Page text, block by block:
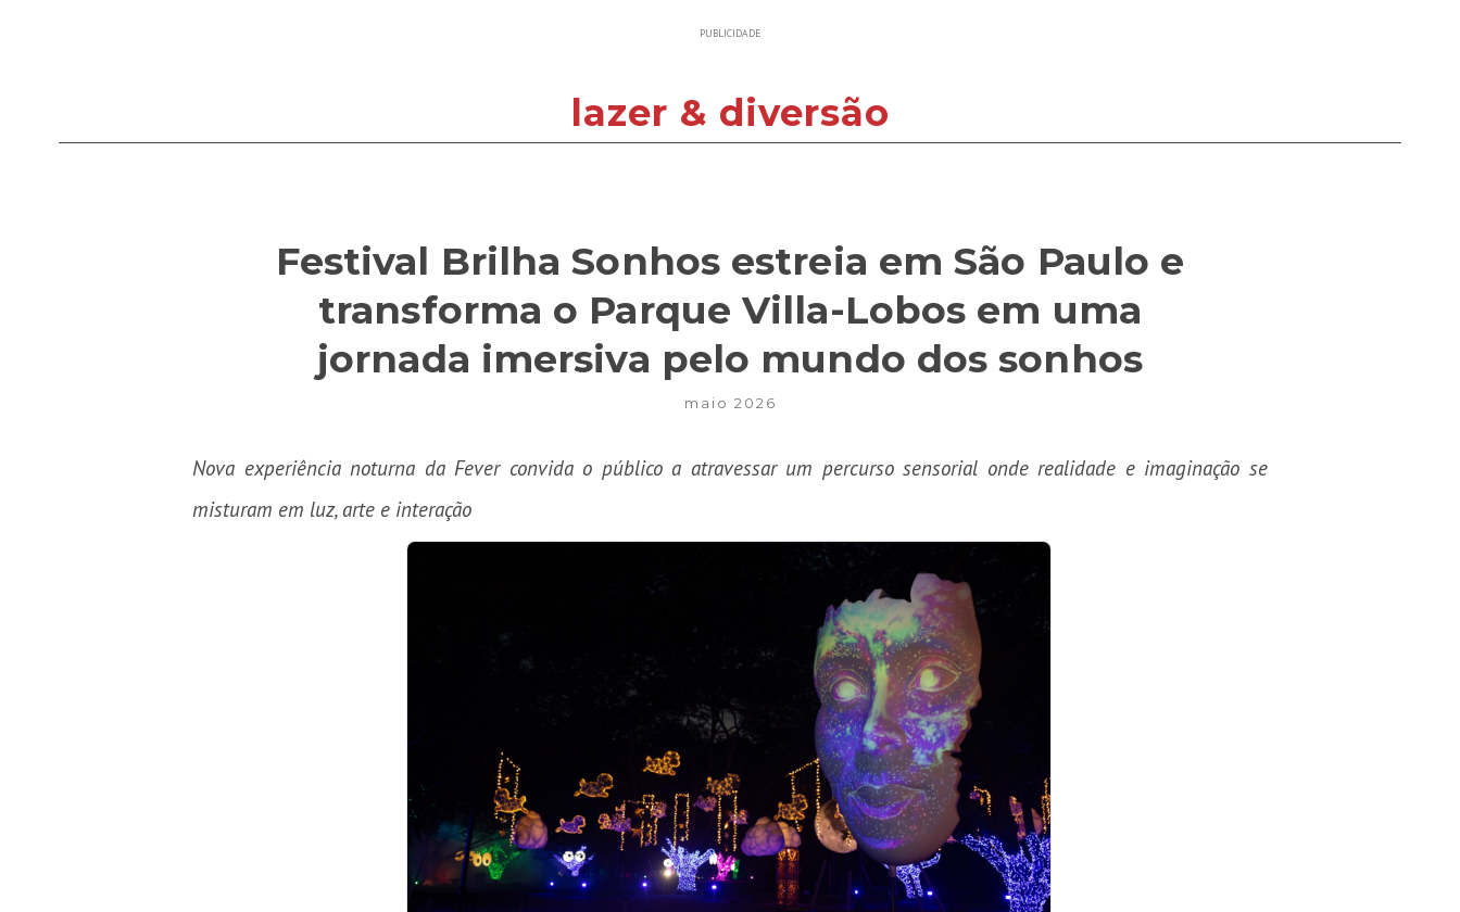
PUBLICIDADE
lazer & diversão
Festival Brilha Sonhos estreia em São Paulo e
transforma o Parque Villa-Lobos em uma
jornada imersiva pelo mundo dos sonhos
maio 2026
Nova experiência noturna da Fever convida o público a atravessar um percurso sensorial onde realidade e imaginação se
misturam em luz, arte e interação